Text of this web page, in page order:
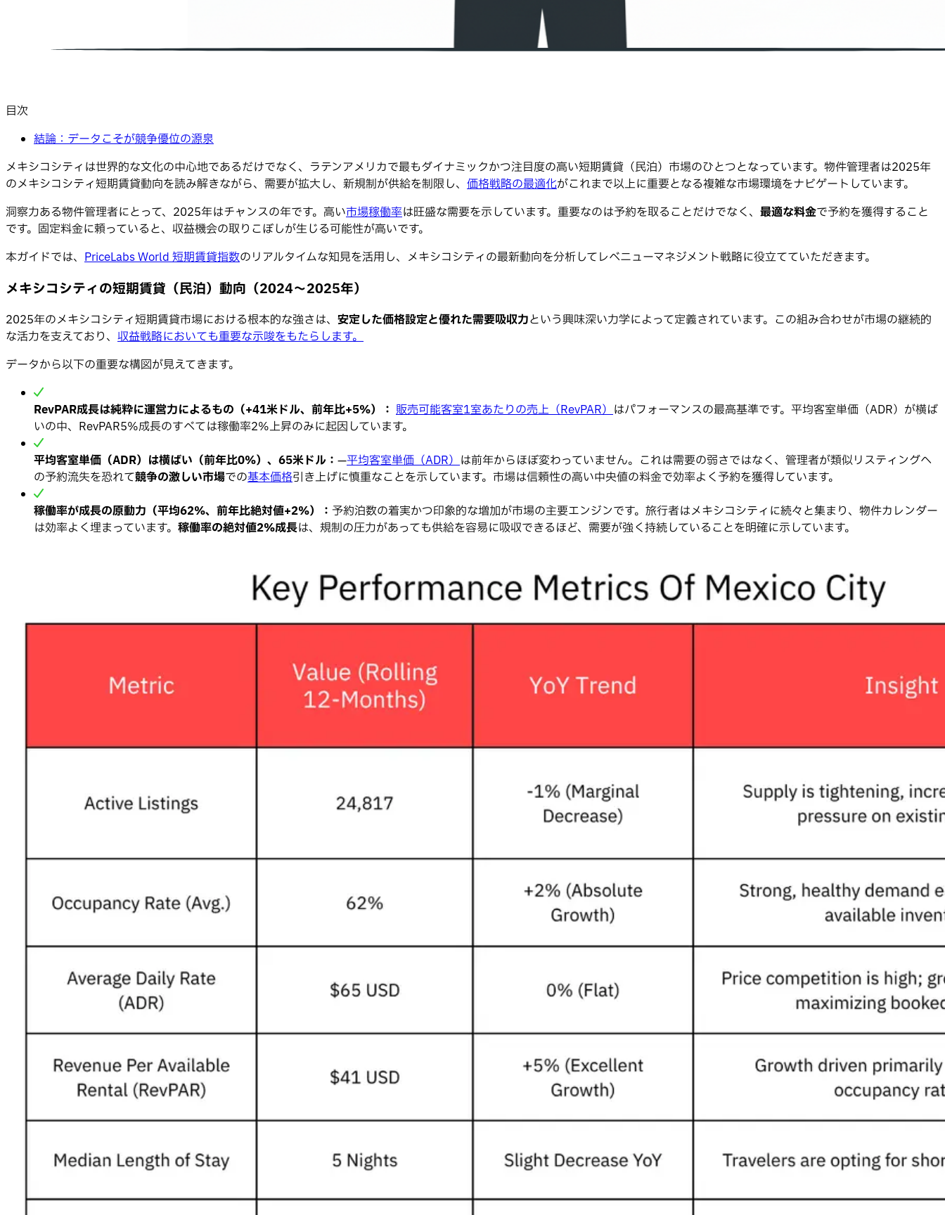
目次
結論：データこそが競争優位の源泉
メキシコシティは世界的な文化の中心地であるだけでなく、ラテンアメリカで最もダイナミックかつ注目度の高い短期賃貸（民泊）市場のひとつとなっています。物件管理者は2025年
のメキシコシティ短期賃貸動向を読み解きながら、需要が拡大し、新規制が供給を制限し、 価格戦略の最適化がこれまで以上に重要となる複雑な市場環境をナビゲートしています。
洞察力ある物件管理者にとって、2025年はチャンスの年です。高い市場稼働率は旺盛な需要を示しています。重要なのは予約を取ることだけでなく、 最適な料金で予約を獲得すること
です。固定料金に頼っていると、収益機会の取りこぼしが生じる可能性が高いです。
本ガイドでは、 PriceLabs World 短期賃貸指数のリアルタイムな知見を活用し、メキシコシティの最新動向を分析してレベニューマネジメント戦略に役立てていただきます。
メキシコシティの短期賃貸（民泊）動向（2024〜2025年）
2025年のメキシコシティ短期賃貸市場における根本的な強さは、 安定した価格設定と優れた需要吸収力という興味深い力学によって定義されています。この組み合わせが市場の継続的
な活力を支えており、 収益戦略においても重要な示唆をもたらします。
データから以下の重要な構図が見えてきます。
RevPAR成長は純粋に運営力によるもの（+41米ドル、前年比+5%）： 販売可能客室1室あたりの売上（RevPAR）はパフォーマンスの最高基準です。平均客室単価（ADR）が横ば
いの中、RevPAR5%成長のすべては稼働率2%上昇のみに起因しています。
平均客室単価（ADR）は横ばい（前年比0%）、65米ドル： —平均客室単価（ADR）は前年からほぼ変わっていません。これは需要の弱さではなく、管理者が類似リスティングへ
の予約流失を恐れて競争の激しい市場での基本価格引き上げに慎重なことを示しています。市場は信頼性の高い中央値の料金で効率よく予約を獲得しています。
稼働率が成長の原動力（平均62%、前年比絶対値+2%）： 予約泊数の着実かつ印象的な増加が市場の主要エンジンです。旅行者はメキシコシティに続々と集まり、物件カレンダー
は効率よく埋まっています。 稼働率の絶対値2%成長は、規制の圧力があっても供給を容易に吸収できるほど、需要が強く持続していることを明確に示しています。